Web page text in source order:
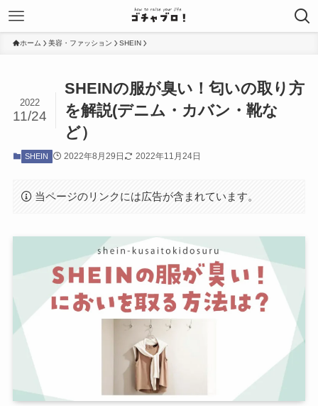
ホーム 美容・ファッション SHEIN
SHEINの服が臭い！匂いの取り方
を解説(デニム・カバン・靴な
ど）
2022
11/24
SHEIN 2022年8月29日 2022年11月24日
当ページのリンクには広告が含まれています。